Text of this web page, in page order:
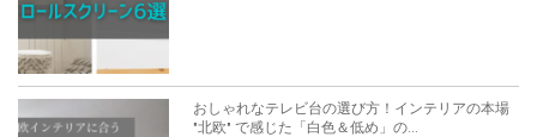
おしゃれなテレビ台の選び方！インテリアの本場
"北欧" で感じた「白色＆低め」の...